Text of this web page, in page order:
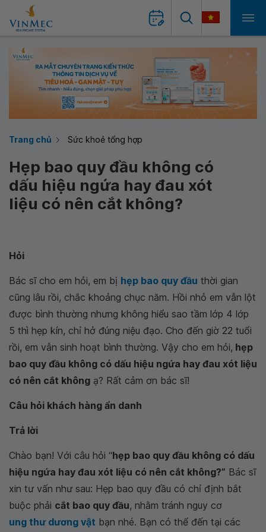
Trang chủ Sức khoẻ tổng hợp
Hẹp bao quy đầu không có
dấu hiệu ngứa hay đau xót
liệu có nên cắt không?
Hỏi
Bác sĩ cho em hỏi, em bị hẹp bao quy đầu thời gian
cũng lâu rồi, chắc khoảng chục năm. Hồi nhỏ em vẫn lột
được bình thường nhưng không hiểu sao tầm lớp 4 lớp
5 thì hẹp kín, chỉ hở đúng niệu đạo. Cho đến giờ 22 tuổi
rồi, em vẫn sinh hoạt bình thường. Vậy cho em hỏi, hẹp
bao quy đầu không có dấu hiệu ngứa hay đau xót liệu
có nên cắt không ạ? Rất cảm ơn bác sĩ!
Câu hỏi khách hàng ẩn danh
Trả lời
Chào bạn! Với câu hỏi “hẹp bao quy đầu không có dấu
hiệu ngứa hay đau xót liệu có nên cắt không?” Bác sĩ
xin tư vấn như sau: Hẹp bao quy đầu có chỉ định bắt
buộc phải cắt bao quy đầu, nhằm tránh nguy cơ
ung thư dương vật bạn nhé. Bạn có thể đến tại các